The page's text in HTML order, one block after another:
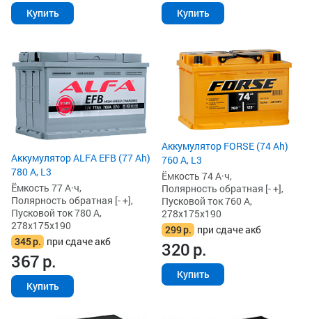
Купить Купить
Аккумулятор ALFA EFB (77 Ah)
780 А, L3
Ёмкость 77 А·ч,
Полярность обратная [- +],
Пусковой ток 780 А,
278x175x190
345р. при сдаче акб
367р.
Купить
Аккумулятор FORSE (74 Ah)
760 А, L3
Ёмкость 74 А·ч,
Полярность обратная [- +],
Пусковой ток 760 А,
278x175x190
299р. при сдаче акб
320р.
Купить